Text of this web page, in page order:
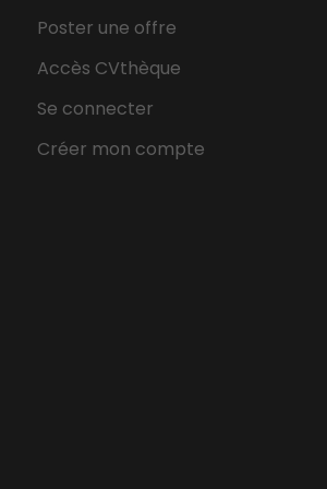
Poster une offre
Accès CVthèque
Se connecter
Créer mon compte